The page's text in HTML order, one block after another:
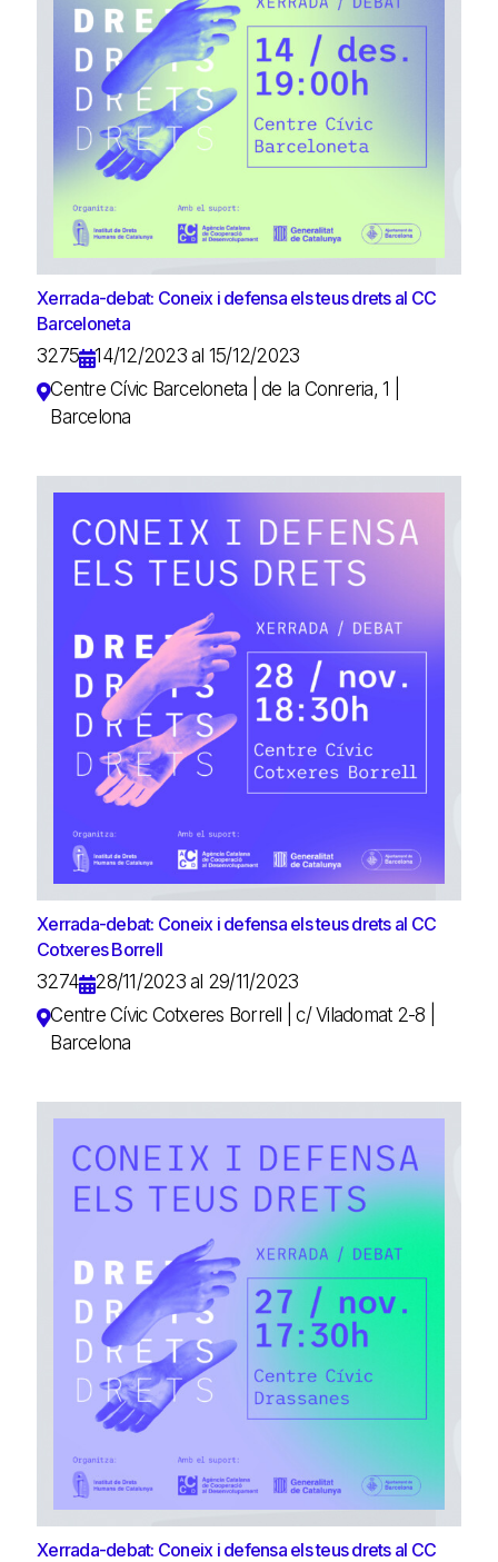
Xerrada-debat: Coneix i defensa els teus drets al CC
Barceloneta
3275
14/12/2023 al 15/12/2023
Centre Cívic Barceloneta | de la Conreria, 1 |
Barcelona
Xerrada-debat: Coneix i defensa els teus drets al CC
Cotxeres Borrell
3274
28/11/2023 al 29/11/2023
Centre Cívic Cotxeres Borrell | c/ Viladomat 2-8 |
Barcelona
Xerrada-debat: Coneix i defensa els teus drets al CC